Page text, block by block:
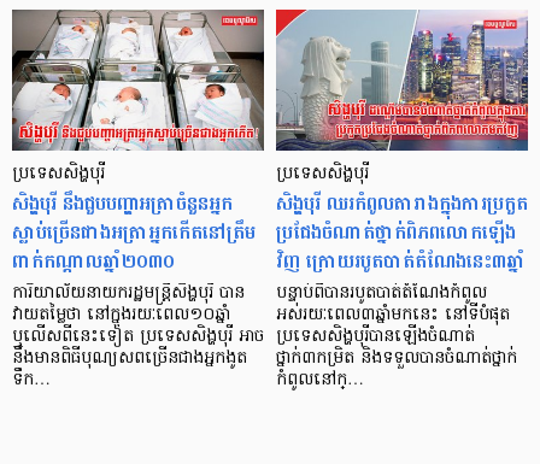
ប្រទេសសិង្ហបុរី
សិង្ហបុរី នឹងជួបបញ្ហាអត្រាចំនួនអ្នក
ស្លាប់ច្រើនជាងអត្រាអ្នកកើតនៅត្រឹម
ពាក់កណ្ដាលឆ្នាំ២០៣០
ការិយាល័យនាយករដ្ឋមន្ត្រីសិង្ហបុរី បាន
វាយតម្លៃថា នៅក្នុងរយៈពេល១០ឆ្នាំ
ឬលើសពីនេះទៀត ប្រទេសសិង្ហបុរី អាច
នឹងមានពិធីបុណ្យសពច្រើនជាងអ្នកងូត
ទឹក…
ប្រទេសសិង្ហបុរី
សិង្ហបុរី ឈរកំពូលតារាងក្នុងការប្រកួត
ប្រជែងចំណាត់ថ្នាក់ពិភពលោកឡើង
វិញ ក្រោយរបូតបាត់តំណែងនេះ៣ឆ្នាំ
បន្ទាប់ពីបានរបូតបាត់តំណែងកំពូល
អស់រយៈពេល៣ឆ្នាំមកនេះ នៅទីបំផុត
ប្រទេសសិង្ហបុរីបានឡើងចំណាត់
ថ្នាក់៣កម្រិត និងទទួលបានចំណាត់ថ្នាក់
កំពូលនៅក្…